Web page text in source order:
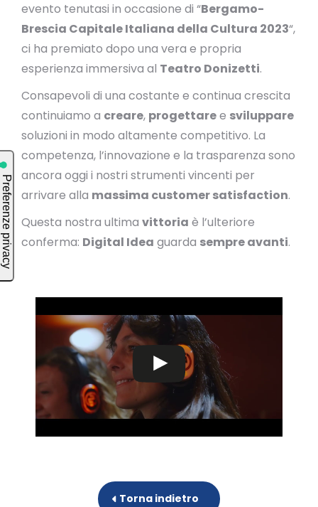
evento tenutasi in occasione di “Bergamo-
Brescia Capitale Italiana della Cultura 2023“,
ci ha premiato dopo una vera e propria
esperienza immersiva al Teatro Donizetti.
Consapevoli di una costante e continua crescita
continuiamo a creare, progettaree sviluppare
soluzioni in modo altamente competitivo. La
competenza, l’innovazione e la trasparenza sono
ancora oggi i nostri strumenti vincenti per
arrivare alla massima customer satisfaction.
Questa nostra ultima vittoria è l’ulteriore
conferma: Digital Idea guarda sempre avanti.
Torna indietro